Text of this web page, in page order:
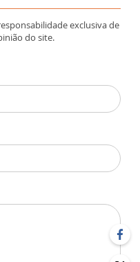
exclusiva de
do site.